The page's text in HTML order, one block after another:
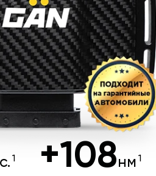
+108нм